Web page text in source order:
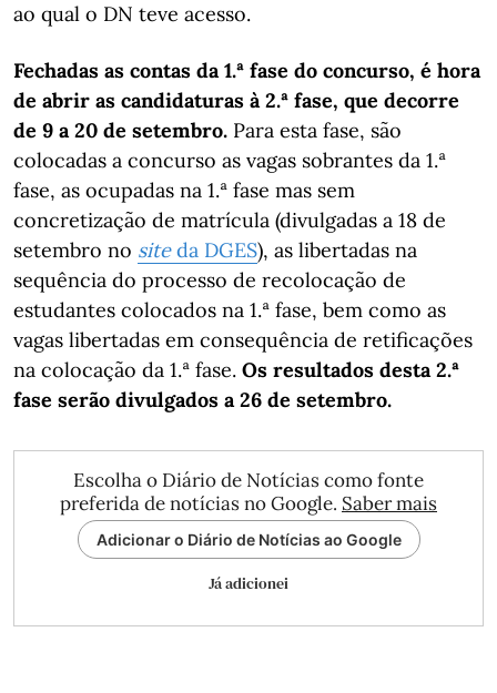
ao qual o DN teve acesso.
Fechadas as contas da 1.ª fase do concurso, é hora
de abrir as candidaturas à 2.ª fase, que decorre
de 9 a 20 de setembro. Para esta fase, são
colocadas a concurso as vagas sobrantes da 1.ª
fase, as ocupadas na 1.ª fase mas sem
concretização de matrícula (divulgadas a 18 de
setembro no siteda DGES), as libertadas na
sequência do processo de recolocação de
estudantes colocados na 1.ª fase, bem como as
vagas libertadas em consequência de retificações
na colocação da 1.ª fase. Os resultados desta 2.ª
fase serão divulgados a 26 de setembro.
Escolha o Diário de Notícias como fonte
preferida de notícias no Google. Saber mais
Adicionar o Diário de Notícias ao Google
Já adicionei